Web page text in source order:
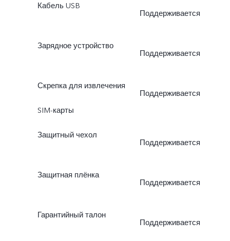
Кабель USB
Поддерживается
Зарядное устройство
Поддерживается
Скрепка для извлечения
SIM-карты
Поддерживается
Защитный чехол
Поддерживается
Защитная плёнка
Поддерживается
Гарантийный талон
Поддерживается